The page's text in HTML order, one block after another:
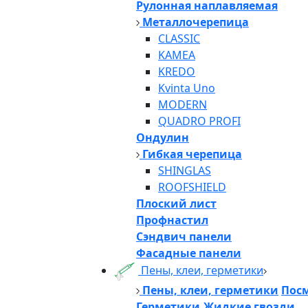
Рулонная наплавляемая
Металлочерепица
CLASSIC
KAMEA
KREDO
Kvinta Uno
MODERN
QUADRO PROFI
Ондулин
Гибкая черепица
SHINGLAS
ROOFSHIELD
Плоский лист
Профнастил
Сэндвич панели
Фасадные панели
Пены, клеи, герметики
Пены, клеи, герметики